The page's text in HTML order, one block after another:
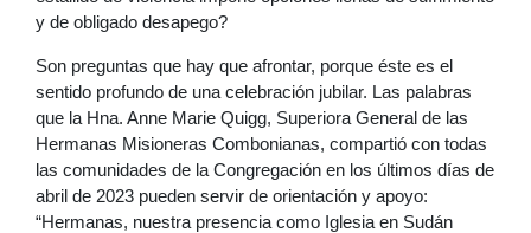
y de obligado desapego?
Son preguntas que hay que afrontar, porque éste es el
sentido profundo de una celebración jubilar. Las palabras
que la Hna. Anne Marie Quigg, Superiora General de las
Hermanas Misioneras Combonianas, compartió con todas
las comunidades de la Congregación en los últimos días de
abril de 2023 pueden servir de orientación y apoyo:
“Hermanas, nuestra presencia como Iglesia en Sudán